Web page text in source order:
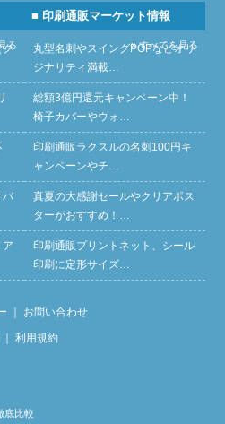
る
ク
バ
ア
■ 印刷通販マーケット情報
» すべてを見る
丸型名刺やスイングPOPなどオリ
ジナリティ満載…
総額3億円還元キャンペーン中！
椅子カバーやウォ…
印刷通販ラクスルの名刺100円キ
ャンペーンやチ…
真夏の大感謝セールやクリアポス
ターがおすすめ！…
印刷通販プリントネット、シール
印刷に定形サイズ…
｜ お問い合わせ
利用規約
底比較